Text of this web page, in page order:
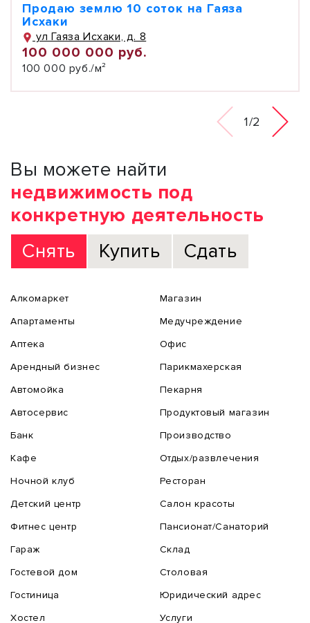
Продаю землю 10 соток на Гаяза
Исхаки
ул Гаяза Исхаки, д. 8
100 000 000 руб.
100 000 руб./м²
1/2
Вы можете найти
недвижимость под
конкретную деятельность
Снять
Купить Сдать
Алкомаркет
Апартаменты
Аптека
Арендный бизнес
Автомойка
Автосервис
Банк
Кафе
Ночной клуб
Детский центр
Фитнес центр
Гараж
Гостевой дом
Гостиница
Хостел
Магазин
Медучреждение
Офис
Парикмахерская
Пекарня
Продуктовый магазин
Производство
Отдых/развлечения
Ресторан
Салон красоты
Пансионат/Санаторий
Склад
Столовая
Юридический адрес
Услуги